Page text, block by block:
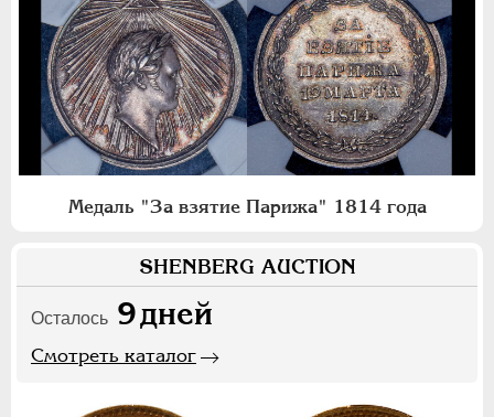
Медаль "За взятие Парижа" 1814 года
SHENBERG AUCTION
Осталось 9дней
Смотреть каталог